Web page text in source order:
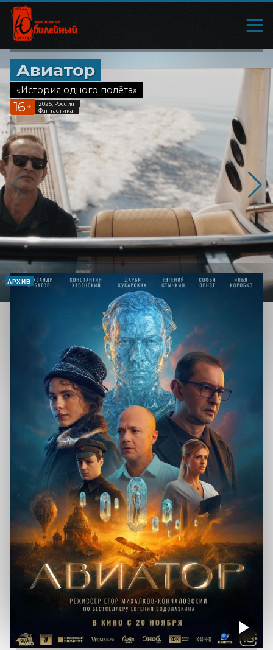
Авиатор
«История одного полёта»
16 +
2025, Россия
Фантастика
АРХИВ